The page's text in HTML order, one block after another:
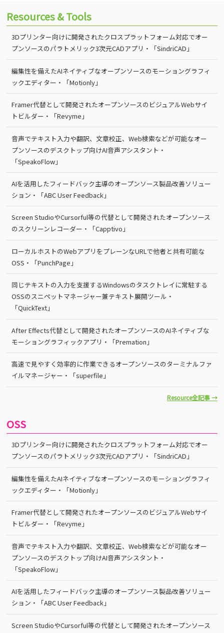
Resources & Tools
3Dプリンター向けに開発されたクロスプラットフォーム対応でオー
プンソースのパラトメリック3次元CADアプリ・「SindriCAD」
編集性を備えたAIネイティブなオープンソースのモーショングラフィ
ックエディター・「Motionly」
Framer代替として開発されたオープンソースのビジュアルWebサイ
トビルダー・「Revyme」
音声でテキスト入力や翻訳、文章校正、Web検索などが可能なオー
プンソースのデスクトップ向けAI音声アシスタント・
「SpeakoFlow」
AIを活用したフィードバック主導のオープンソース製品改善ソリュー
ション・「ABC User Feedback」
Screen StudioやCursorful等の代替として開発されたオープンソース
のスクリーンレコーダー・「Capptivo」
ローカルホストのWebアプリをプレーンなURLで他者と共有可能な
OSS・「PunchPage」
同じテキストの入力を支援するWindowsのタスクトレイに常駐する
OSSのスニペットマネージャー兼テキスト展開ツール・
「QuickText」
After Effects代替として開発されたオープンソースのAIネイティブな
モーショングラフィックアプリ・「Premation」
高速で見やすく効率的に作業できるオープンソースのターミナルファ
イルマネージャー・「superfile」
Resource全記事 →
OSS
3Dプリンター向けに開発されたクロスプラットフォーム対応でオー
プンソースのパラトメリック3次元CADアプリ・「SindriCAD」
編集性を備えたAIネイティブなオープンソースのモーショングラフィ
ックエディター・「Motionly」
Framer代替として開発されたオープンソースのビジュアルWebサイ
トビルダー・「Revyme」
音声でテキスト入力や翻訳、文章校正、Web検索などが可能なオー
プンソースのデスクトップ向けAI音声アシスタント・
「SpeakoFlow」
AIを活用したフィードバック主導のオープンソース製品改善ソリュー
ション・「ABC User Feedback」
Screen StudioやCursorful等の代替として開発されたオープンソース